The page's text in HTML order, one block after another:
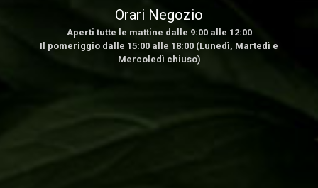
Orari Negozio
Aperti tutte le mattine dalle 9:00 alle 12:00
Il pomeriggio dalle 15:00 alle 18:00 (Lunedì, Martedì e
Mercoledì chiuso)